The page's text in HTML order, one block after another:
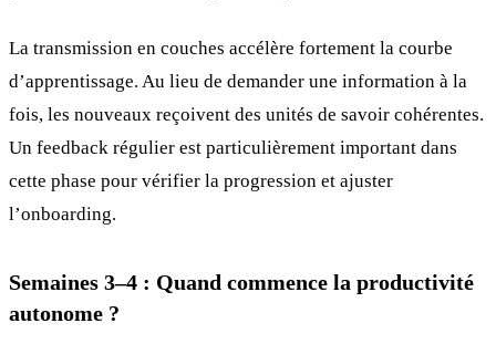
La transmission en couches accélère fortement la courbe
d’apprentissage. Au lieu de demander une information à la
fois, les nouveaux reçoivent des unités de savoir cohérentes.
Un feedback régulier est particulièrement important dans
cette phase pour vérifier la progression et ajuster
l’onboarding.
Semaines 3–4 : Quand commence la productivité
autonome ?